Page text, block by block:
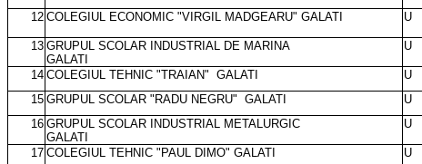
12 COLEGIUL ECONOMIC "VIRGIL MADGEARU" GALATI U
13 GRUPUL SCOLAR INDUSTRIAL DE MARINA
GALATI
U
14 COLEGIUL TEHNIC "TRAIAN" GALATI U
15 GRUPUL SCOLAR "RADU NEGRU" GALATI U
16 GRUPUL SCOLAR INDUSTRIAL METALURGIC
GALATI
U
17 COLEGIUL TEHNIC "PAUL DIMO" GALATI U